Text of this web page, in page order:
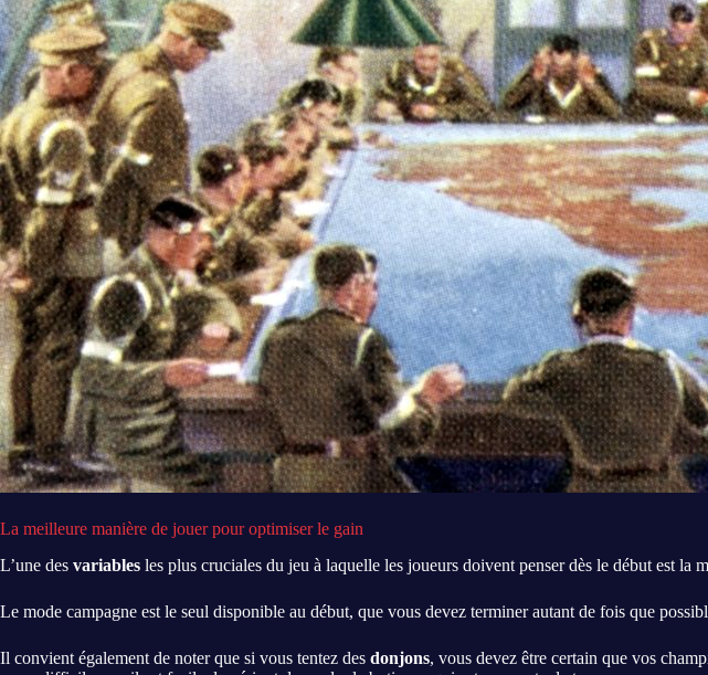
La meilleure manière de jouer pour optimiser le gain
L’une des variables les plus cruciales du jeu à laquelle les joueurs doivent penser dès le début est la
Le mode campagne est le seul disponible au début, que vous devez terminer autant de fois que
Il convient également de noter que si vous tentez des donjons, vous devez être certain que vos